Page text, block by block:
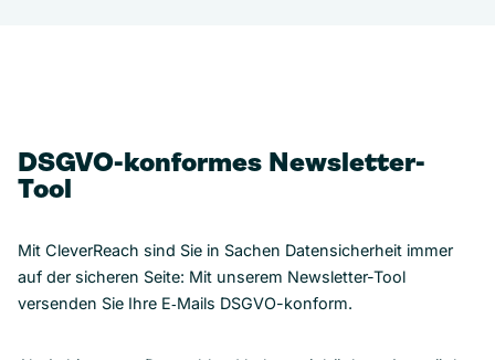
DSGVO-konformes Newsletter-
Tool
Mit CleverReach sind Sie in Sachen Datensicherheit immer
auf der sicheren Seite: Mit unserem Newsletter-Tool
versenden Sie Ihre E‑Mails DSGVO-konform.